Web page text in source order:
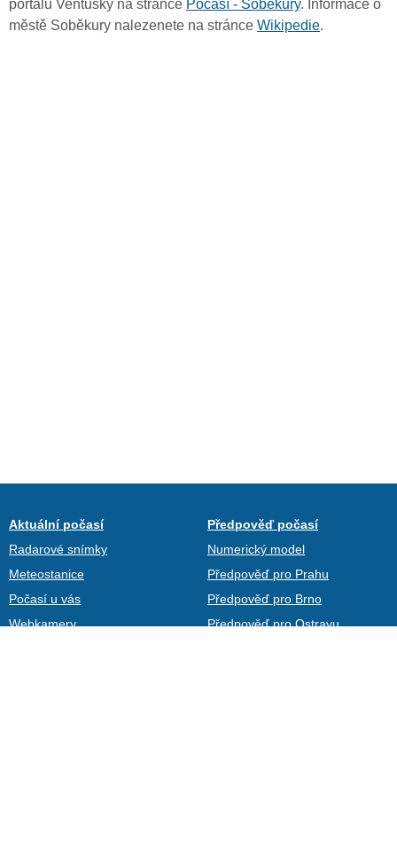
portálu Ventusky na stránce Počasí - Soběkury. Informace o
městě Soběkury nalezenete na stránce Wikipedie.
Aktuální počasí
Radarové snímky
Meteostanice
Počasí u vás
Webkamery
Předpověď počasí
Numerický model
Předpověď pro Prahu
Předpověď pro Brno
Předpověď pro Ostravu